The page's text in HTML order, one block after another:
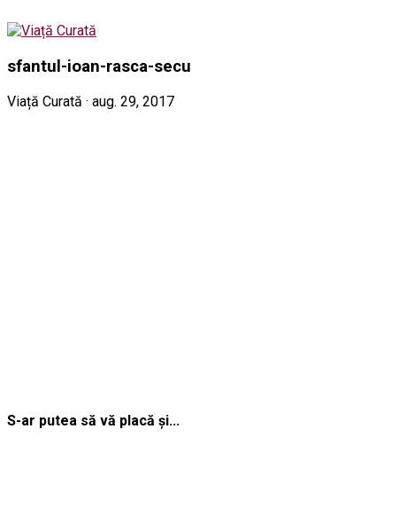
sfantul-ioan-rasca-secu
Viață Curată · aug. 29, 2017
S-ar putea să vă placă și...